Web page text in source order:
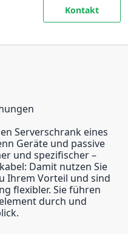
Kontakt
Serverschrank eines
Geräte und passive
und spezifischer –
Damit nutzen Sie
Ihrem Vorteil und sind
flexibler. Sie führen
durch und